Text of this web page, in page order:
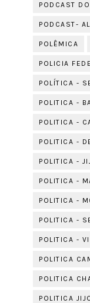
PODCAST
PODCAST-
POLÊMICA
POLICIA
POLÍTICA -
POLITICA -
POLITICA -
POLITICA -
POLITICA -
POLITICA -
POLITICA -
POLITICA -
POLITICA -
POLITICA
POLITICA
POLITICA